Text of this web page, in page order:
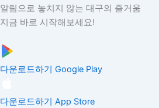
알림으로 놓치지 않는 대구의 즐거움
지금 바로 시작해보세요!
다운로드하기 Google Play
다운로드하기 App Store